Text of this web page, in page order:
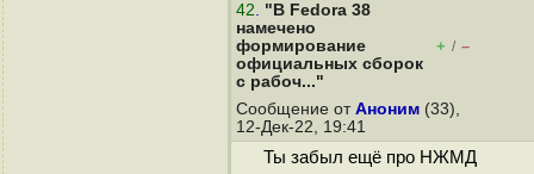
42. "В Fedora 38
намечено
формирование
официальных сборок
с рабоч..."
+ / –
Сообщение от Аноним (33),
12-Дек-22, 19:41
Ты забыл ещё про НЖМД